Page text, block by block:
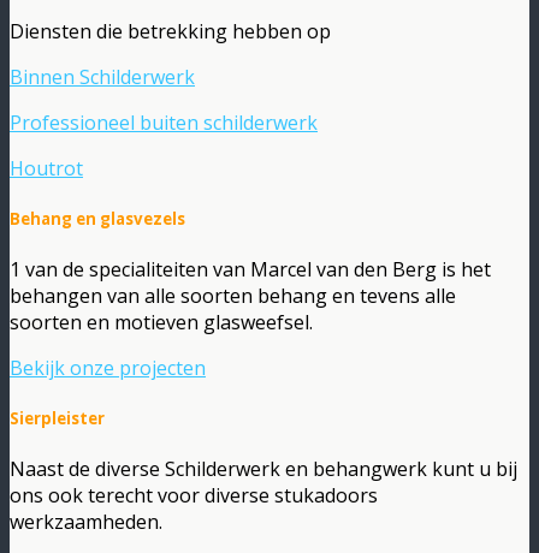
Diensten die betrekking hebben op
Binnen Schilderwerk
Professioneel buiten schilderwerk
Houtrot
Behang en glasvezels
1 van de specialiteiten van Marcel van den Berg is het
behangen van alle soorten behang en tevens alle
soorten en motieven glasweefsel.
Bekijk onze projecten
Sierpleister
Naast de diverse Schilderwerk en behangwerk kunt u bij
ons ook terecht voor diverse stukadoors
werkzaamheden.